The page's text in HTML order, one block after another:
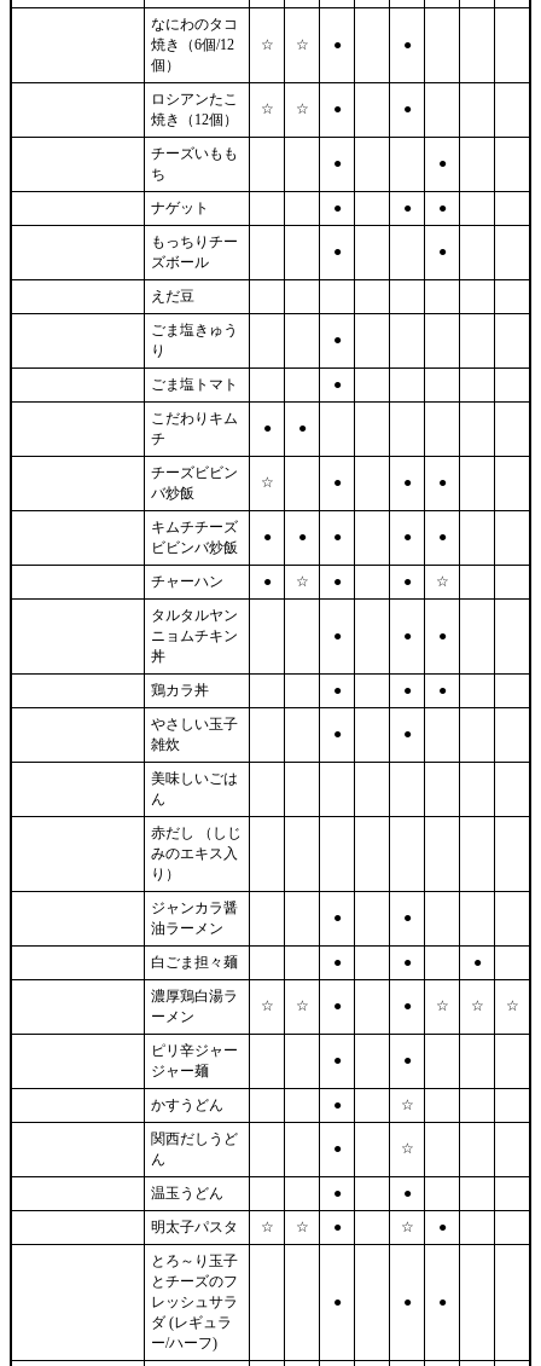
なにわのタコ
焼き（6個/12
個）
☆ ☆ ● ●
ロシアンたこ
焼き（12個）
☆ ☆ ● ●
チーズいもも
ち
● ●
ナゲット ● ●
●
もっちりチー
ズボール
● ●
えだ豆
ごま塩きゅう
り
●
ごま塩トマト
●
こだわりキム
チ
● ●
チーズビビン
バ炒飯
☆ ● ● ●
キムチチーズ
ビビンバ炒飯
● ● ● ● ●
チャーハン ● ☆ ● ●
☆
タルタルヤン
ニョムチキン
丼
● ● ●
鶏カラ丼 ● ●
●
やさしい玉子
雑炊
● ●
美味しいごは
ん
赤だし （しじ
みのエキス入
り）
ジャンカラ醤
油ラーメン
● ●
白ごま担々麺 ● ●
●
濃厚鶏白湯ラ
ーメン
☆ ☆ ● ● ☆ ☆ ☆
ピリ辛ジャー
ジャー麺
● ●
かすうどん ●
☆
関西だしうど
ん
● ☆
温玉うどん ●
●
明太子パスタ
☆ ☆ ● ☆
●
とろ～り玉子
とチーズのフ
レッシュサラ
ダ (レギュラ
ー/ハーフ)
● ● ●